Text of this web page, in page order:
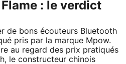
: le verdict
de bons écouteurs Bluetooth
pris par la marque Mpow.
au regard des prix pratiqués
le constructeur chinois